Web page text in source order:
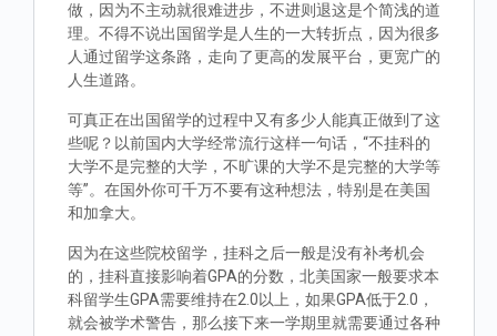
做，因为不主动就很难进步，不进则退这是个简浅的道
理。不得不说出国留学是人生的一大转折点，因为很多
人通过留学这条路，走向了更高的发展平台，更宽广的
人生道路。
可真正在出国留学的过程中又有多少人能真正做到了这
些呢？以前国内大学经常流行这样一句话，“不挂科的
大学不是完整的大学，不旷课的大学不是完整的大学等
等”。在国外你可千万不要有这种想法，特别是在美国
和加拿大。
因为在这些院校留学，挂科之后一般是没有补考机会
的，挂科直接影响着GPA的分数，北美国家一般要求本
科留学生GPA需要维持在2.0以上，如果GPA低于2.0，
就会被学术警告，那么接下来一学期里就需要通过各种